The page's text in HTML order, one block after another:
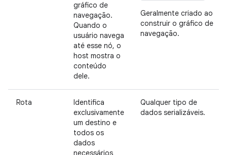
gráfico de
navegação.
Quando o
usuário navega
até esse nó, o
host mostra o
conteúdo
dele.
Geralmente criado ao
construir o gráfico de
navegação.
Rota
Identifica
exclusivamente
um destino e
todos os
dados
necessários
Qualquer tipo de
dados serializáveis.